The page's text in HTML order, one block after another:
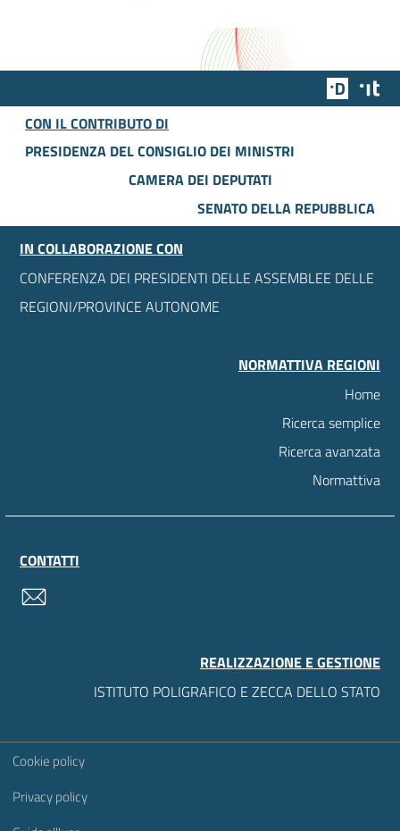
Team
CON IL CONTRIBUTO DI
PRESIDENZA DEL CONSIGLIO DEI MINISTRI
CAMERA DEI DEPUTATI
SENATO DELLA REPUBBLICA
IN COLLABORAZIONE CON
CONFERENZA DEI PRESIDENTI DELLE ASSEMBLEE DELLE
REGIONI/PROVINCE AUTONOME
NORMATTIVA REGIONI
Home
Ricerca semplice
Ricerca avanzata
Normattiva
CONTATTI
REALIZZAZIONE E GESTIONE
ISTITUTO POLIGRAFICO E ZECCA DELLO STATO
Sezione Link Utili
Cookie policy
Privacy policy